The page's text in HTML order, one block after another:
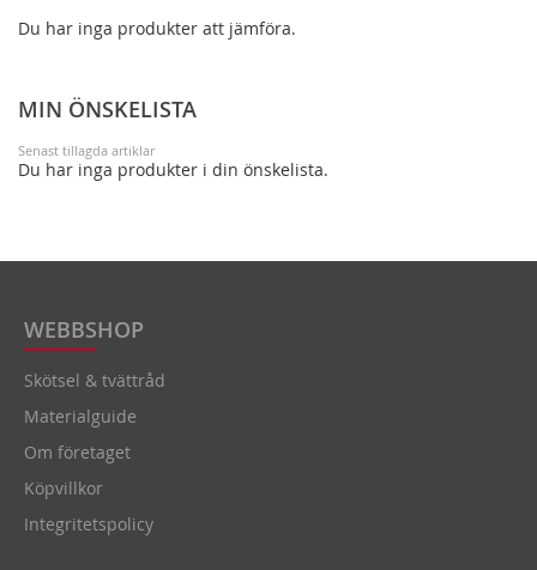
Du har inga produkter att jämföra.
MIN ÖNSKELISTA
Senast tillagda artiklar
Du har inga produkter i din önskelista.
WEBBSHOP
Skötsel & tvättråd
Materialguide
Om företaget
Köpvillkor
Integritetspolicy